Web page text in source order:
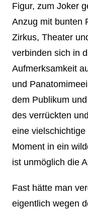
Figur, zum Joker
Anzug mit bunten
Zirkus, Theater
verbinden sich in
Aufmerksamkeit
und
dem Publikum
des verrückten
eine
Moment in ein
ist unmöglich die
Fast hätte man
eigentlich wegen